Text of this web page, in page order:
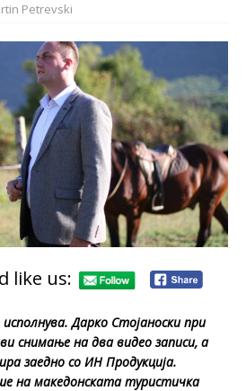
Petrevski
like us:
Дарко Стојаноски при
снимање на два видео записи, а
заедно со ИН Продукција.
на македонската туристичка